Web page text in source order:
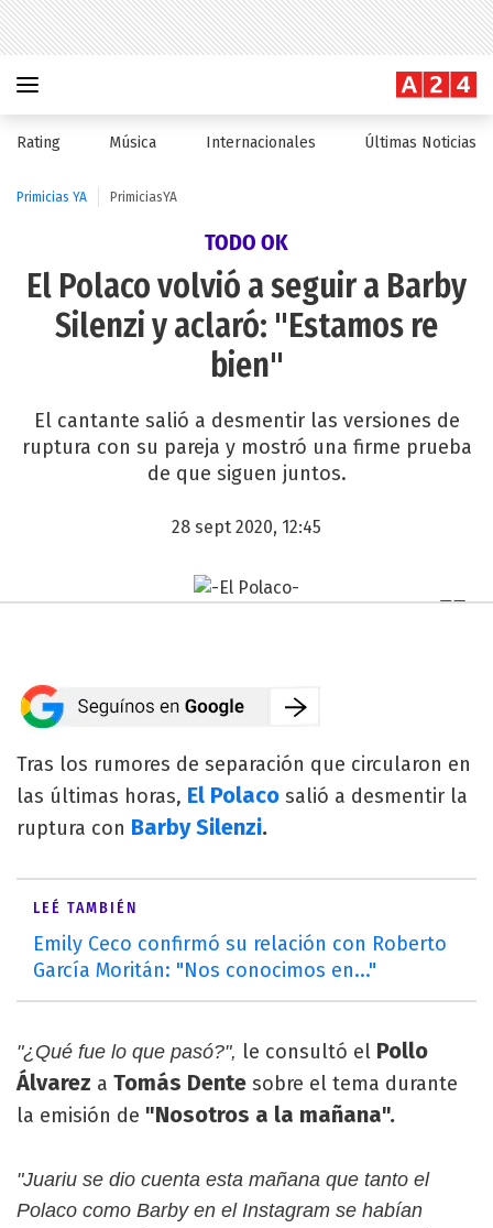
Rating Música Internacionales Últimas Noticias
Primicias YA PrimiciasYA
TODO OK
El Polaco volvió a seguir a Barby
Silenzi y aclaró: "Estamos re
bien"
El cantante salió a desmentir las versiones de
ruptura con su pareja y mostró una firme prueba
de que siguen juntos.
28 sept 2020, 12:45
Tras los rumores de separación que circularon en
las últimas horas, El Polaco salió a desmentir la
ruptura con Barby Silenzi.
LEÉ TAMBIÉN
Emily Ceco confirmó su relación con Roberto
García Moritán: "Nos conocimos en..."
"¿Qué fue lo que pasó?", le consultó el Pollo
Álvarez a Tomás Dente sobre el tema durante
la emisión de "Nosotros a la mañana".
"Juariu se dio cuenta esta mañana que tanto el
Polaco como Barby en el Instagram se habían